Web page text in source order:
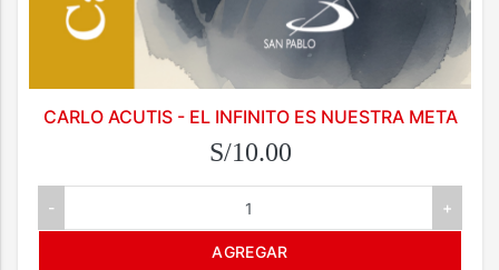
CARLO ACUTIS - EL INFINITO ES NUESTRA META
S/10.00
- +
AGREGAR